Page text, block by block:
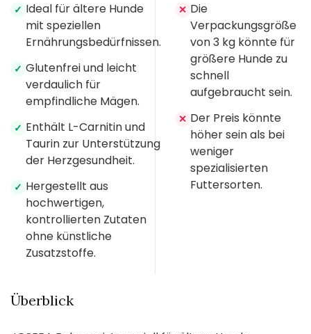
✓ Ideal für ältere Hunde
mit speziellen
Ernährungsbedürfnissen.
✓ Glutenfrei und leicht
verdaulich für
empfindliche Mägen.
✓ Enthält L-Carnitin und
Taurin zur Unterstützung
der Herzgesundheit.
✓ Hergestellt aus
hochwertigen,
kontrollierten Zutaten
ohne künstliche
Zusatzstoffe.
✕ Die
Verpackungsgröße
von 3 kg könnte für
größere Hunde zu
schnell
aufgebraucht sein.
✕ Der Preis könnte
höher sein als bei
weniger
spezialisierten
Futtersorten.
Überblick